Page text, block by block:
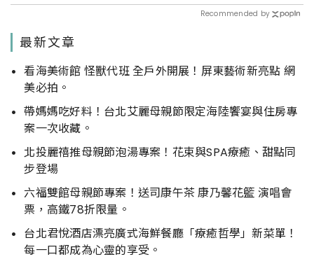
Recommended by
最新文章
看海美術館 怪獸代班 全戶外開展！屏東藝術新亮點 網
美必拍。
帶媽媽吃好料！台北艾麗母親節限定海陸饗宴與住房專
案一次收藏。
北投麗禧推母親節泡湯專案！花束與SPA療癒、甜點同
步登場
六福雙館母親節專案！送司康午茶 康乃馨花籃 演唱會
票，高鐵78折限量。
台北君悅酒店漂亮廣式海鮮餐廳「療癒哲學」新菜單！
每一口都成為心靈的享受。